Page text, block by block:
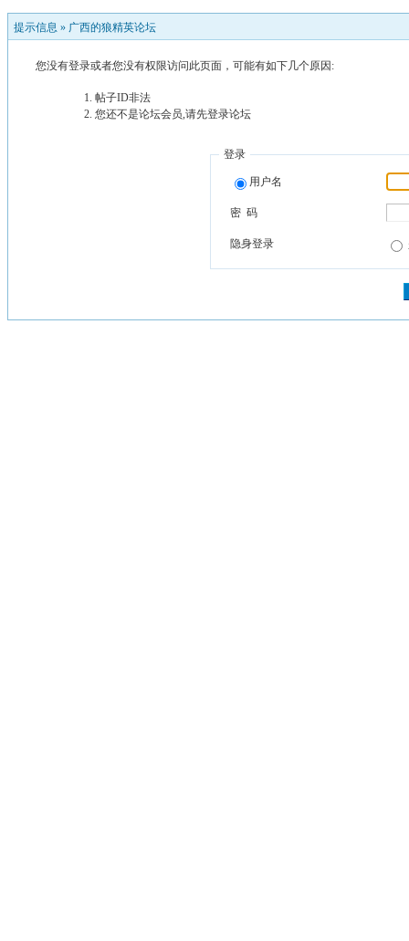
提示信息 » 广西的狼精英论坛
您没有登录或者您没有权限访问此页面，可能有如下几个原因:
帖子ID非法
您还不是论坛会员,请先登录论坛
登录
用户名
密 码
隐身登录